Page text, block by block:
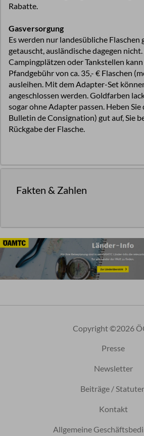
Rabatte.
Gasversorgung
Es werden nur landesübliche Flaschen
getauscht, ausländische dagegen
Campingplätzen oder Tankstellen kann
Pfandgebühr von ca. 35,- € Flaschen
ausleihen. Mit dem Adapter-Set
angeschlossen werden. Goldfarben
sogar ohne Adapter passen. Heben
Bulletin de Consignation) gut auf, Sie
Rückgabe der Flasche.
Fakten & Zahlen
Copyright ©2026
Presse
Newsletter
Beiträge /
Kontakt
Allgemeine